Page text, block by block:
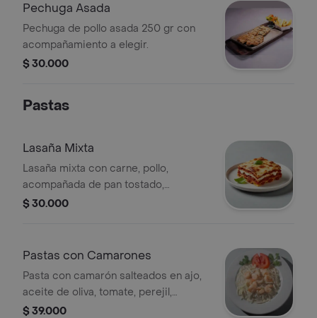
Pechuga Asada
Pechuga de pollo asada 250 gr con
acompañamiento a elegir.
$ 30.000
Pastas
Lasaña Mixta
Lasaña mixta con carne, pollo,
acompañada de pan tostado,
mantequilla, ajo y queso parmesano.
$ 30.000
Pastas con Camarones
Pasta con camarón salteados en ajo,
aceite de oliva, tomate, perejil,
acompañada de pan tostado y queso
$ 39.000